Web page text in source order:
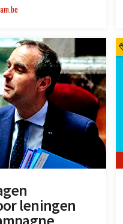
leningen